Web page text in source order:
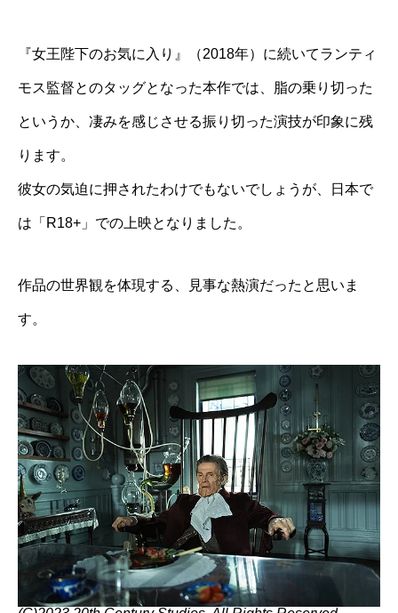
『女王陛下のお気に入り』（2018年）に続いてランティ
モス監督とのタッグとなった本作では、脂の乗り切った
というか、凄みを感じさせる振り切った演技が印象に残
ります。
彼女の気迫に押されたわけでもないでしょうが、日本で
は「R18+」での上映となりました。
作品の世界観を体現する、見事な熱演だったと思いま
す。